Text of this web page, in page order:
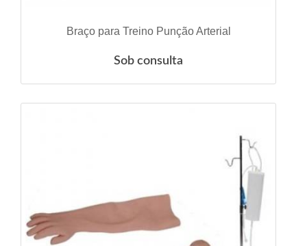
VER DETALHES
Braço para Treino Punção Arterial
Sob consulta